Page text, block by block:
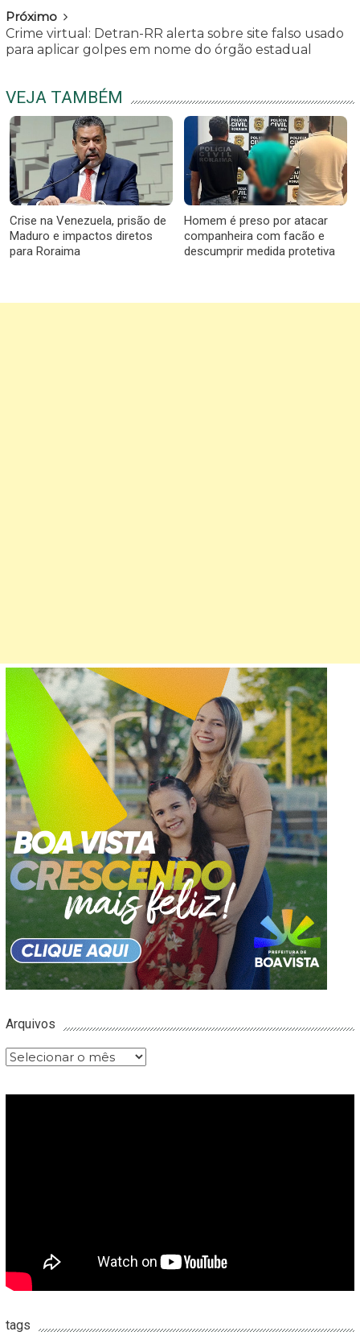
Próximo
Crime virtual: Detran-RR alerta sobre site falso usado
para aplicar golpes em nome do órgão estadual
VEJA TAMBÉM
Crise na Venezuela, prisão de
Maduro e impactos diretos
para Roraima
Homem é preso por atacar
companheira com facão e
descumprir medida protetiva
Arquivos
Arquivos
tags